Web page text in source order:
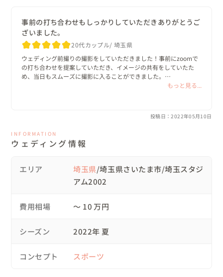
今回のスケジュールは以下のように組んでみました。
-+-+-+-+-+-+-+-+-+-+-+-+-+-+-+-+-+-+-+-+-+-+-+-+-+-+-+-+-
＜11:00～14:00 計3h ※準備片付け込みの時間です。12:00
～13:00はピッチ内での撮影 1h＞
11:00 受付など諸々終わって撮影開始（ピッチ以外のロケ
ーション優先度の高いものから撮っていく）
13:00 ピッチアウト （残りのロケーション撮影開始）
14:00 スタジアム退場、外観で撮影
事前にzoomで顔合わせをしたり、撮りたいカットをたくさん聞い
て下さりました。yossyさんからも、こんなカットはどうか・こん
な光の当て方はどうかと色々と提案していただき安心して当日を迎
えることが出来ました！
3時間という限られた時間でしたが、｢お2人が絶対撮りたいカット
から取っていきましょう！｣と言っていただき、やってみたいこと
が全部叶った撮影になりました！
両家の両親を呼んでいたことを伝えるのを忘れていたのです
したがスタジアムの芝生と青空がとても綺麗で感動しました！
  事前打ち合わせから出張費、仕上がりまでを考えると安すぎるく
らいだと思います。
何よりもyossyさんが本当に写真が好きで、被写体となる人達が1
てきました！とっても素敵な方に出会ったなと思います。
アシスタントのさらさん、とても気が利く素敵な子です！
私たちの一生の思い出をつくってくださり、ありがとうございまし
た！
事前の打ち合わせもしっかりしていただきありがとうご
ざいました。
20代カップル 埼玉県
ウェディング前撮りの撮影をしていただきました！事前にzoomで
の打ち合わせを提案していただき、イメージの共有をしていたた
め、当日もスムーズに撮影に入ることができました。
リクエストショットもたくさん撮ってくださり、終始とても楽しい
もっと見る...
投稿日：2022年05月10日
INFORMATION
ウェディング情報
エリア 埼玉県/埼玉県さいたま市/埼玉スタジ
アム2002
費用相場 〜 10 万円
シーズン 2022年 夏
コンセプト スポーツ